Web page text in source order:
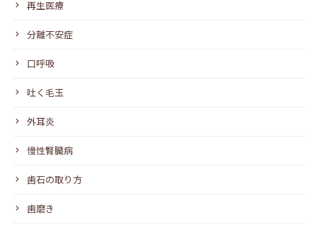
再生医療
分離不安症
口呼吸
吐く毛玉
外耳炎
慢性腎臓病
歯石の取り方
歯磨き